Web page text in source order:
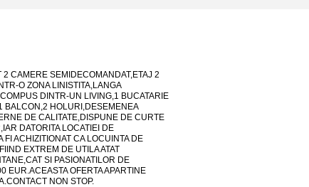
CAMERE SEMIDECOMANDAT,ETAJ 2
O ZONA LINISTITA,LANGA
DINTR-UN LIVING,1 BUCATARIE
BALCON,2 HOLURI,DESEMENEA
DE CALITATE,DISPUNE DE CURTE
DATORITA LOCATIEI DE
FI ACHIZITIONAT CA LOCUINTA DE
EXTREM DE UTILA ATAT
SI PASIONATILOR DE
EUR.ACEASTA OFERTA APARTINE
NON STOP.